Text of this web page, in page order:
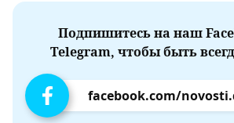
Подпишитесь на наш
Telegram, чтобы быть